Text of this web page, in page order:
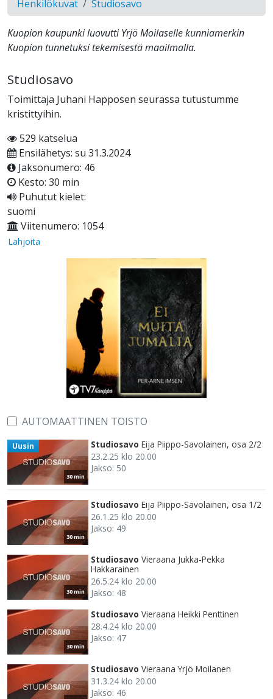
Henkilökuvat Studiosavo
Kuopion kaupunki luovutti Yrjö Moilaselle kunniamerkin
Kuopion tunnetuksi tekemisestä maailmalla.
Studiosavo
Toimittaja Juhani Happosen seurassa tutustumme
kristittyihin.
529 katselua
Ensilähetys: su 31.3.2024
Jaksonumero: 46
Kesto: 30 min
Puhutut kielet:
suomi
Viitenumero: 1054
Lahjoita
AUTOMAATTINEN TOISTO
30 min
Uusin Studiosavo Eija Piippo-Savolainen, osa 2/2
23.2.25 klo 20.00
Jakso: 50
30 min
Studiosavo Eija Piippo-Savolainen, osa 1/2
26.1.25 klo 20.00
Jakso: 49
30 min
Studiosavo Vieraana Jukka-Pekka
Hakkarainen
26.5.24 klo 20.00
Jakso: 48
30 min
Studiosavo Vieraana Heikki Penttinen
28.4.24 klo 20.00
Jakso: 47
Studiosavo Vieraana Yrjö Moilanen
31.3.24 klo 20.00
Jakso: 46